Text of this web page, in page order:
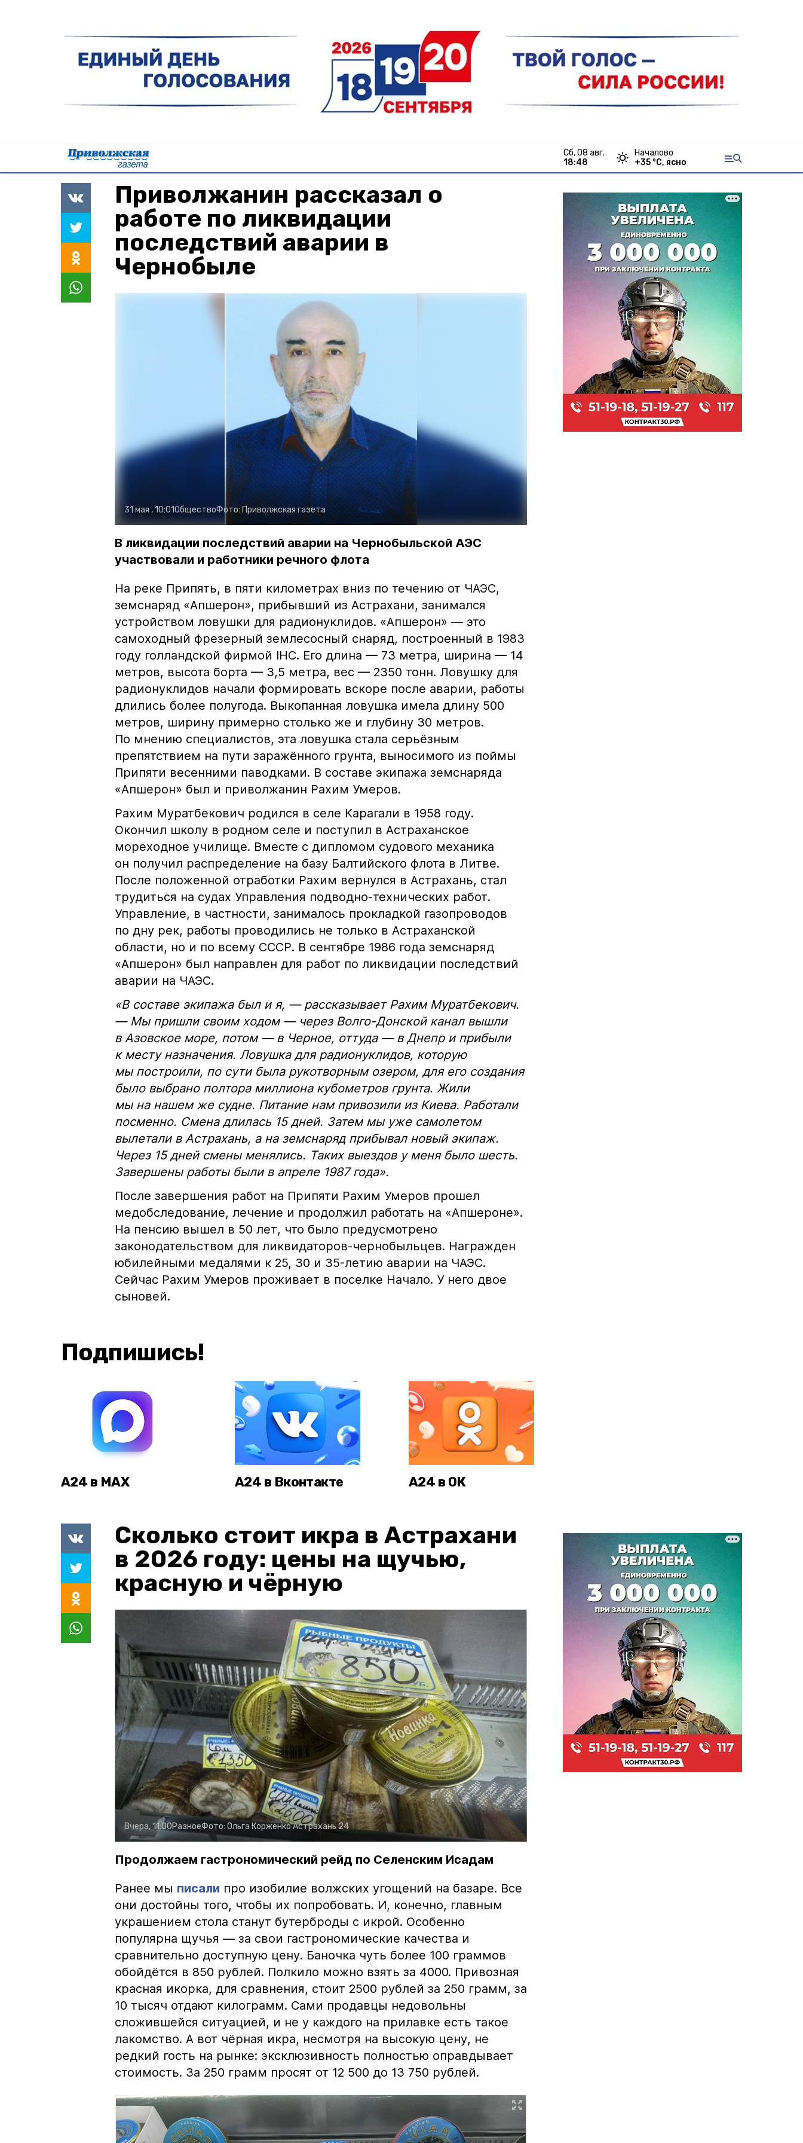
сб, 08 авг.
18:48
Началово
+35 °С, ясно
Приволжанин рассказал о
работе по ликвидации
последствий аварии в
Чернобыле
31 мая , 10:01ОбществоФото: Приволжская газета
В ликвидации последствий аварии на Чернобыльской АЭС
участвовали и работники речного флота
На реке Припять, в пяти километрах вниз по течению от ЧАЭС,
земснаряд «Апшерон», прибывший из Астрахани, занимался
устройством ловушки для радионуклидов. «Апшерон» — это
самоходный фрезерный землесосный снаряд, построенный в 1983
году голландской фирмой IHC. Его длина — 73 метра, ширина — 14
метров, высота борта — 3,5 метра, вес — 2350 тонн. Ловушку для
радионуклидов начали формировать вскоре после аварии, работы
длились более полугода. Выкопанная ловушка имела длину 500
метров, ширину примерно столько же и глубину 30 метров.
По мнению специалистов, эта ловушка стала серьёзным
препятствием на пути заражённого грунта, выносимого из поймы
Припяти весенними паводками. В составе экипажа земснаряда
«Апшерон» был и приволжанин Рахим Умеров.
Рахим Муратбекович родился в селе Карагали в 1958 году.
Окончил школу в родном селе и поступил в Астраханское
мореходное училище. Вместе с дипломом судового механика
он получил распределение на базу Балтийского флота в Литве.
После положенной отработки Рахим вернулся в Астрахань, стал
трудиться на судах Управления подводно-технических работ.
Управление, в частности, занималось прокладкой газопроводов
по дну рек, работы проводились не только в Астраханской
области, но и по всему СССР. В сентябре 1986 года земснаряд
«Апшерон» был направлен для работ по ликвидации последствий
аварии на ЧАЭС.
«В составе экипажа был и я, — рассказывает Рахим Муратбекович.
— Мы пришли своим ходом — через Волго-Донской канал вышли
в Азовское море, потом — в Черное, оттуда — в Днепр и прибыли
к месту назначения. Ловушка для радионуклидов, которую
мы построили, по сути была рукотворным озером, для его создания
было выбрано полтора миллиона кубометров грунта. Жили
мы на нашем же судне. Питание нам привозили из Киева. Работали
посменно. Смена длилась 15 дней. Затем мы уже самолетом
вылетали в Астрахань, а на земснаряд прибывал новый экипаж.
Через 15 дней смены менялись. Таких выездов у меня было шесть.
Завершены работы были в апреле 1987 года».
После завершения работ на Припяти Рахим Умеров прошел
медобследование, лечение и продолжил работать на «Апшероне».
На пенсию вышел в 50 лет, что было предусмотрено
законодательством для ликвидаторов-чернобыльцев. Награжден
юбилейными медалями к 25, 30 и 35-летию аварии на ЧАЭС.
Сейчас Рахим Умеров проживает в поселке Начало. У него двое
сыновей.
Подпишись!
А24 в MAX А24 в Вконтакте А24 в ОК
Сколько стоит икра в Астрахани
в 2026 году: цены на щучью,
красную и чёрную
Вчера, 11:00РазноеФото: Ольга КорженкоАстрахань 24
Продолжаем гастрономический рейд по Селенским Исадам
Ранее мы писали про изобилие волжских угощений на базаре. Все
они достойны того, чтобы их попробовать. И, конечно, главным
украшением стола станут бутерброды с икрой. Особенно
популярна щучья — за свои гастрономические качества и
сравнительно доступную цену. Баночка чуть более 100 граммов
обойдётся в 850 рублей. Полкило можно взять за 4000. Привозная
красная икорка, для сравнения, стоит 2500 рублей за 250 грамм, за
10 тысяч отдают килограмм. Сами продавцы недовольны
сложившейся ситуацией, и не у каждого на прилавке есть такое
лакомство. А вот чёрная икра, несмотря на высокую цену, не
редкий гость на рынке: эксклюзивность полностью оправдывает
стоимость. За 250 грамм просят от 12 500 до 13 750 рублей.